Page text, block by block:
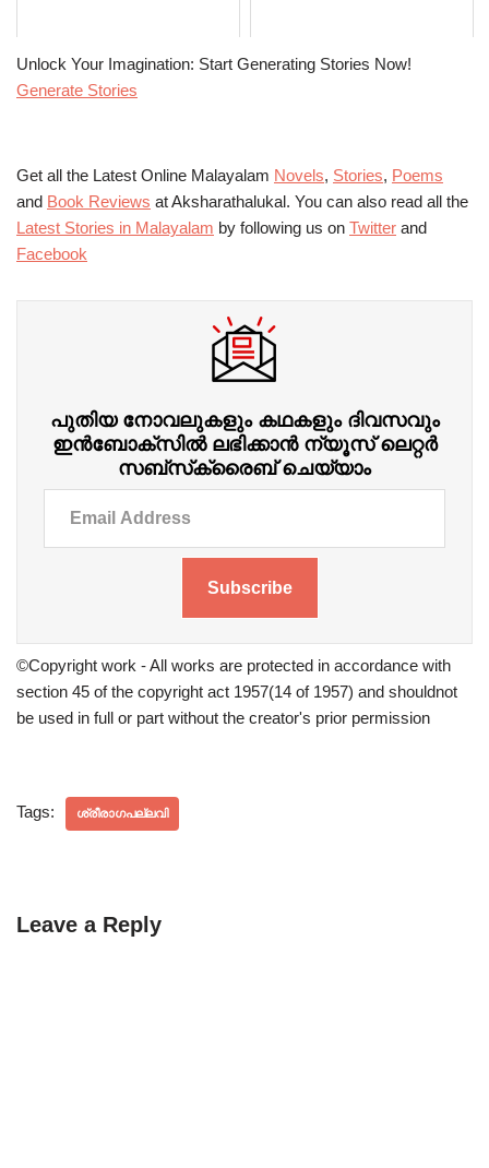
Unlock Your Imagination: Start Generating Stories Now!
Generate Stories
Get all the Latest Online Malayalam Novels, Stories, Poems
and Book Reviews at Aksharathalukal. You can also read all the
Latest Stories in Malayalam by following us on Twitter and
Facebook
പുതിയ നോവലുകളും കഥകളും ദിവസവും
ഇന്‍ബോക്‌സില്‍ ലഭിക്കാന്‍ ന്യൂസ് ലെറ്റർ
സബ്‌സ്‌ക്രൈബ് ചെയ്യാം
Subscribe
©Copyright work - All works are protected in accordance with
section 45 of the copyright act 1957(14 of 1957) and shouldnot
be used in full or part without the creator's prior permission
Tags: ശ്രീരാഗപല്ലവി
Leave a Reply